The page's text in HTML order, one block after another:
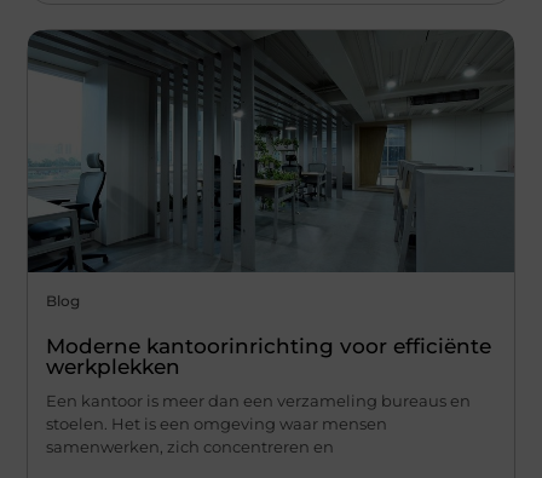
Blog
Moderne kantoorinrichting voor efficiënte
werkplekken
Een kantoor is meer dan een verzameling bureaus en
stoelen. Het is een omgeving waar mensen
samenwerken, zich concentreren en